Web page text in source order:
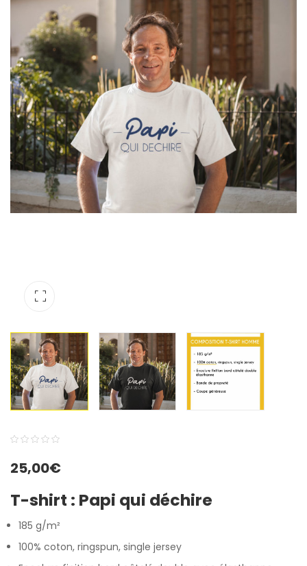
out
based
on
25,00€
T-shirt : Papi qui déchire
185 g/m²
100% coton, ringspun, single jersey